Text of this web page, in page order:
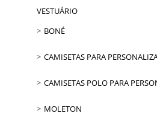
VESTUÁRIO
BONÉ
CAMISETAS PARA
CAMISETAS POLO PARA
MOLETON